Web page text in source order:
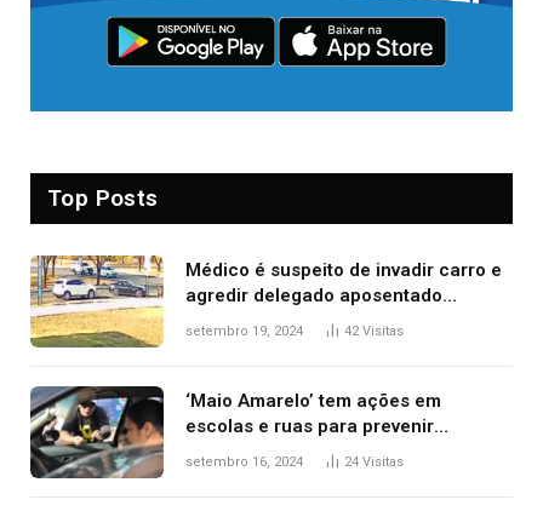
Top Posts
Médico é suspeito de invadir carro e
agredir delegado aposentado
durante confusão no trânsito
setembro 19, 2024 42Visitas
‘Maio Amarelo’ tem ações em
escolas e ruas para prevenir
acidentes no trânsito no AP
setembro 16, 2024 24 Visitas